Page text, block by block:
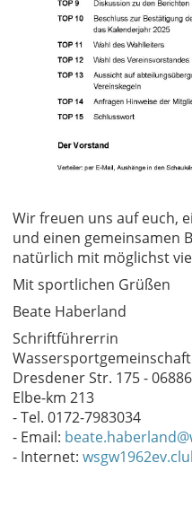
Wir freuen uns auf euch,
und einen gemeinsamen
natürlich mit möglichst
Mit sportlichen Grüßen
Beate Haberland
Schriftführerrin
Dresdener Str. 175 -
Elbe-km 213
- Tel. 0172-7983034
- Email:
- Internet: